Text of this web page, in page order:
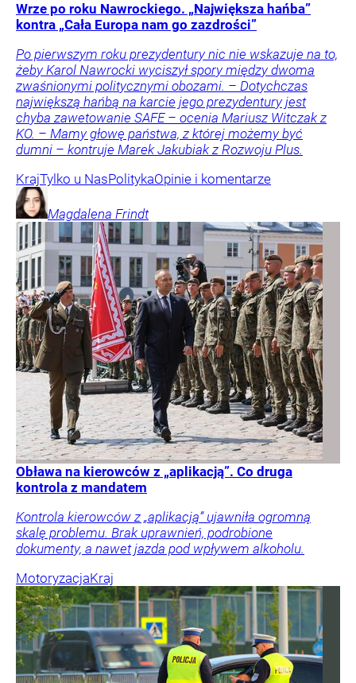
Wrze po roku Nawrockiego. „Największa hańba”
kontra „Cała Europa nam go zazdrości”
Po pierwszym roku prezydentury nic nie wskazuje na to,
żeby Karol Nawrocki wyciszył spory między dwoma
zwaśnionymi politycznymi obozami. – Dotychczas
największą hańbą na karcie jego prezydentury jest
chyba zawetowanie SAFE – ocenia Mariusz Witczak z
KO. – Mamy głowę państwa, z której możemy być
dumni – kontruje Marek Jakubiak z Rozwoju Plus.
KrajTylko u NasPolitykaOpinie i komentarze
Magdalena Frindt
Obława na kierowców z „aplikacją”. Co druga
kontrola z mandatem
Kontrola kierowców z „aplikacją” ujawniła ogromną
skalę problemu. Brak uprawnień, podrobione
dokumenty, a nawet jazda pod wpływem alkoholu.
MotoryzacjaKraj